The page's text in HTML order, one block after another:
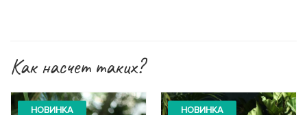
Как насчет таких?
НОВИНКА НОВИНКА